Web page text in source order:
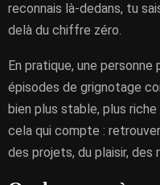
reconnais là-dedans, tu
delà du chiffre zéro.
En pratique, une
épisodes de grignotage
bien plus stable, plus riche
cela qui compte :
des projets, du plaisir, des